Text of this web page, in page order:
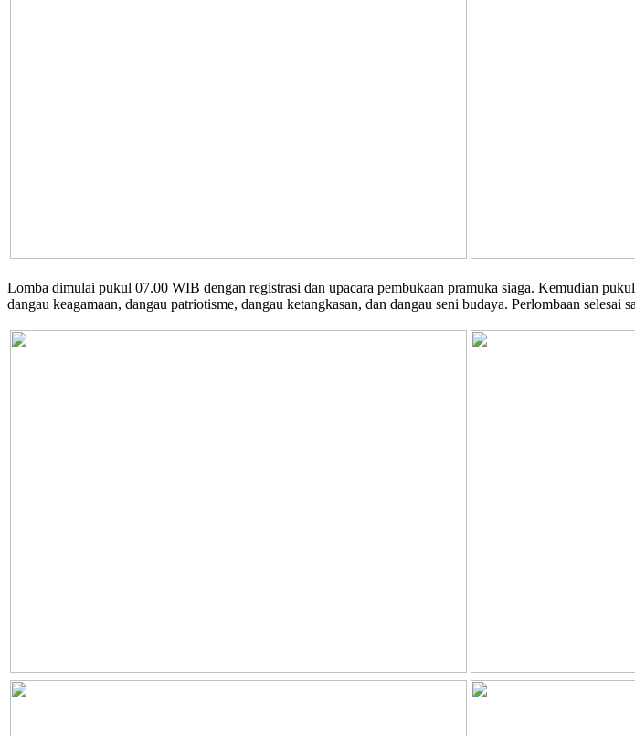
Lomba dimulai pukul 07.00 WIB dengan registrasi dan upacara pembukaan pramuka siaga. Kemudian
dangau keagamaan, dangau patriotisme, dangau ketangkasan, dan dangau seni budaya. Perlombaan